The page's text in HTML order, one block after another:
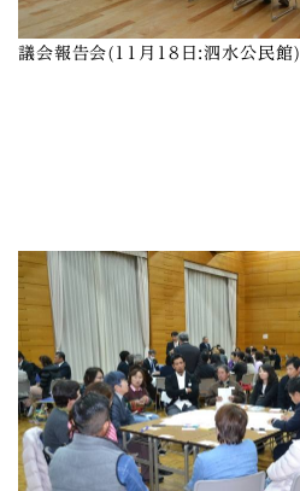
議会報告会(11月18日:泗水公民館)